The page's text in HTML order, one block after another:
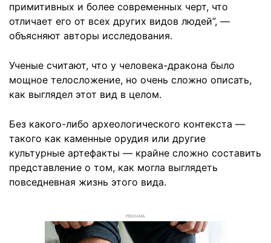
примитивных и более современных черт, что
отличает его от всех других видов людей”, —
объясняют авторы исследования.
Ученые считают, что у человека-дракона было
мощное телосложение, но очень сложно описать,
как выглядел этот вид в целом.
Без какого-либо археологического контекста —
такого как каменные орудия или другие
культурные артефакты — крайне сложно составить
представление о том, как могла выглядеть
повседневная жизнь этого вида.
РЕКЛАМА